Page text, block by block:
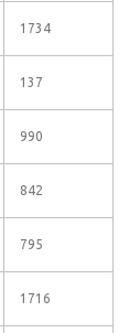
1734
137
990
842
795
1716